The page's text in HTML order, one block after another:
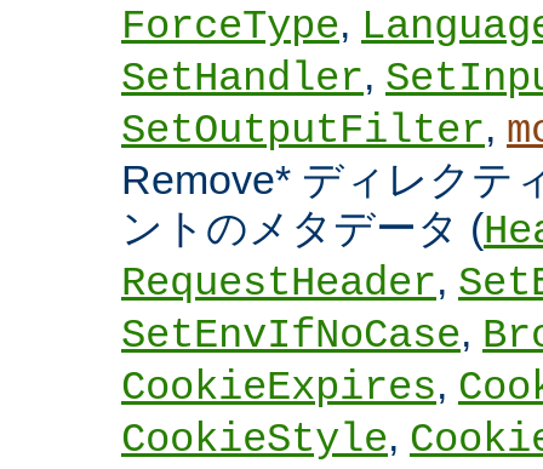
ForceType,
SetHandler,
SetOutputFilter,
Remove* ディレクテ
ントのメタデータ (
RequestHeader,
SetEnvIfNoCase,
CookieExpires,
CookieStyle,